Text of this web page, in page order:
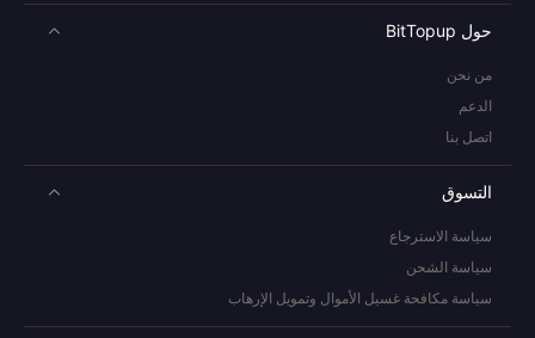
حول BitTopup
من نحن
الدعم
اتصل بنا
التسوق
سياسة الاسترجاع
سياسة الشحن
سياسة مكافحة غسيل الأموال وتمويل الإرهاب